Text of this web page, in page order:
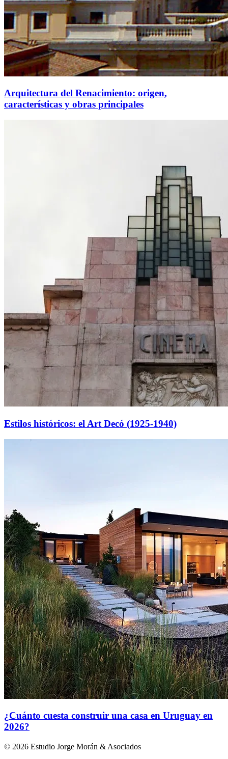
Arquitectura del Renacimiento: origen,
características y obras principales
Estilos históricos: el Art Decó (1925-1940)
¿Cuánto cuesta construir una casa en Uruguay en
2026?
© 2026 Estudio Jorge Morán & Asociados